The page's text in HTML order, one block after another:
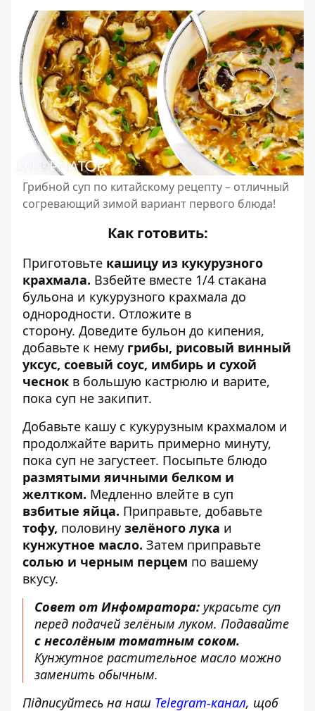
Грибной суп по китайскому рецепту – отличный
согревающий зимой вариант первого блюда!
Как готовить:
Приготовьте кашицу из кукурузного
крахмала. Взбейте вместе 1/4 стакана
бульона и кукурузного крахмала до
однородности. Отложите в
сторону. Доведите бульон до кипения,
добавьте к нему грибы, рисовый винный
уксус, соевый соус, имбирь и сухой
чеснок в большую кастрюлю и варите,
пока суп не закипит.
Добавьте кашу с кукурузным крахмалом и
продолжайте варить примерно минуту,
пока суп не загустеет. Посыпьте блюдо
размятыми яичными белком и
желтком. Медленно влейте в суп
взбитые яйца. Приправьте, добавьте
тофу, половину зелёного лука и
кунжутное масло. Затем приправьте
солью и черным перцем по вашему
вкусу.
Совет от Инфомратора: украсьте суп
перед подачей зелёным луком. Подавайте
с несолёным томатным соком.
Кунжутное растительное масло можно
заменить обычным.
Підписуйтесь на наш Telegram-канал, щоб